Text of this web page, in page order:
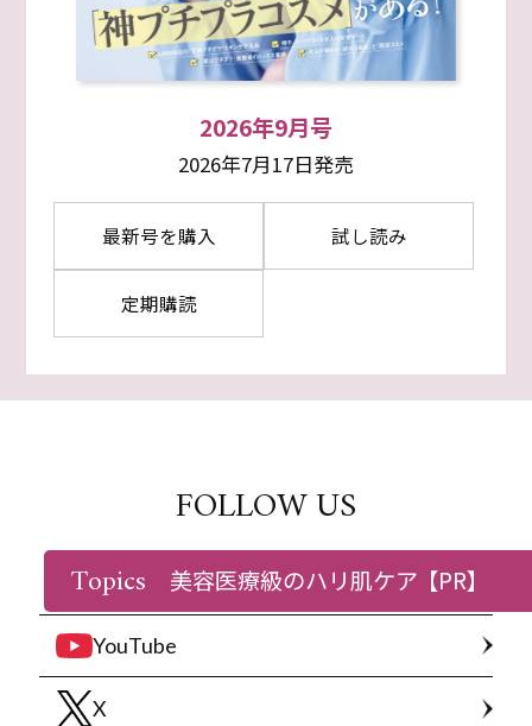
2026年9月号
2026年7月17日発売
最新号を購入 試し読み
定期購読
FOLLOW US
Instagram
YouTube
X
Topics 美容医療級のハリ肌ケア【PR】